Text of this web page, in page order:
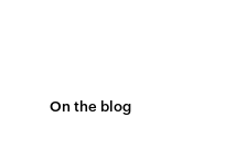
On the blog